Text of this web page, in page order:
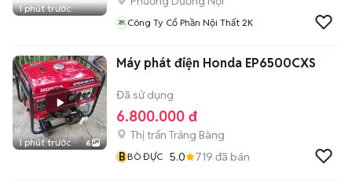
1 phút trước
Công Ty Cổ Phần Nội Thất 2K
1 phút trước 6
Máy phát điện Honda EP6500CXS
Đã sử dụng
6.800.000 đ
Thị trấn Trảng Bàng
BBÒ ĐỰC 5.0 719 đã bán